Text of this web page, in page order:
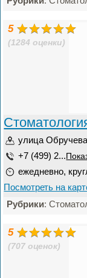
5
(1284 оценки)
улица
+7 (499) 2...
ежедневно,
Посмотреть на
Рубрики:
5
(707 оценок)